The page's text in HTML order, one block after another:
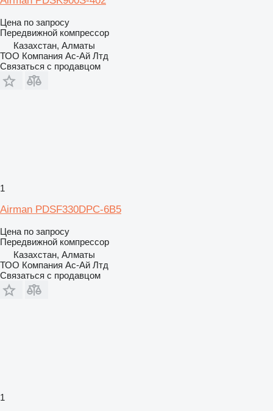
Цена по запросу
Передвижной компрессор
Казахстан, Алматы
ТОО Компания Ас-Ай Лтд
Связаться с продавцом
1
Airman PDSF330DPC-6B5
Цена по запросу
Передвижной компрессор
Казахстан, Алматы
ТОО Компания Ас-Ай Лтд
Связаться с продавцом
1